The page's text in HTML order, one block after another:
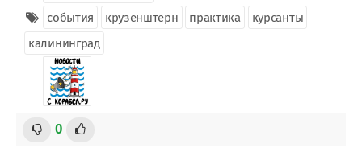
события
крузенштерн практика
курсанты
калининград
0